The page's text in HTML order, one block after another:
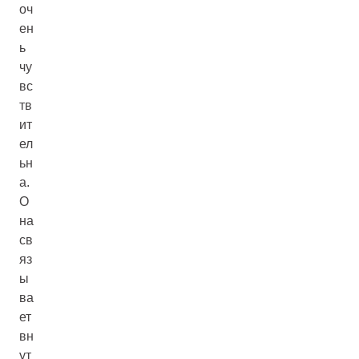
оч
ен
ь
чу
вс
тв
ит
ел
ьн
а.
О
на
св
яз
ы
ва
ет
вн
ут